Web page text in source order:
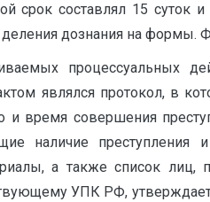
срок составлял 15 суток
деления дознания на
процессуальных
являлся протокол, в
и время совершения
наличие преступления
а также список
УПК РФ,